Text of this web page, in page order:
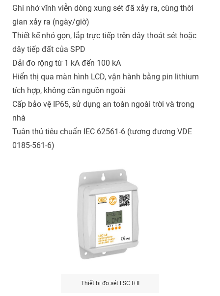
Ghi nhớ vĩnh viễn dòng xung sét đã xảy ra, cùng thời
gian xảy ra (ngày/giờ)
Thiết kế nhỏ gọn, lắp trực tiếp trên dây thoát sét hoặc
dây tiếp đất của SPD
Dải đo rộng từ 1 kA đến 100 kA
Hiển thị qua màn hình LCD, vận hành bằng pin lithium
tích hợp, không cần nguồn ngoài
Cấp bảo vệ IP65, sử dụng an toàn ngoài trời và trong
nhà
Tuân thủ tiêu chuẩn IEC 62561-6 (tương đương VDE
0185-561-6)
Thiết bị đo sét LSC I+II